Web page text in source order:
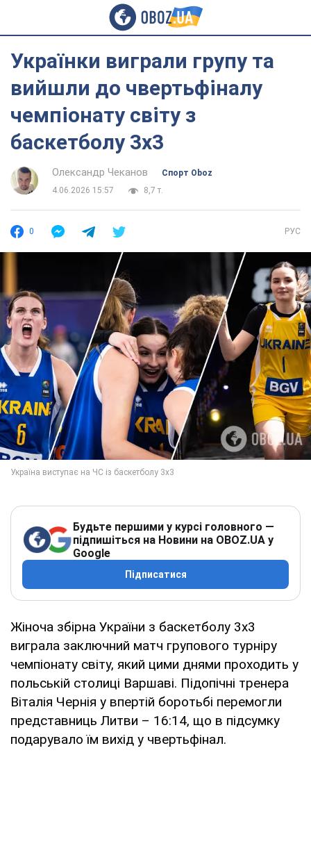
Українки виграли групу та
вийшли до чвертьфіналу
чемпіонату світу з
баскетболу 3х3
Олександр Чеканов
Спорт Oboz
4.06.2026 15:57
8,7 т.
0 РУС
Будьте першими у курсі головного —
підпишіться на Новини на OBOZ.UA у
Google
Підписатися
Жіноча збірна України з баскетболу 3х3
виграла заключний матч групового турніру
чемпіонату світу, який цими днями проходить у
польській столиці Варшаві. Підопічні тренера
Віталія Чернія у впертій боротьбі перемогли
представниць Литви – 16:14, що в підсумку
подарувало їм вихід у чвертьфінал.